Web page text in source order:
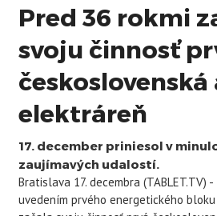
Pred 36 rokmi
svoju činnosť
elektráreň
17. december priniesol v
zaujímavých udalostí.
Bratislava 17. decembra (TABLET.TV)
uvedením prvého energetického